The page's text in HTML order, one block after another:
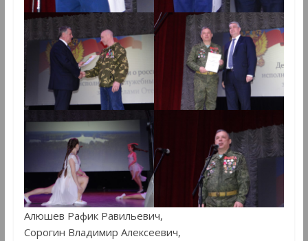
Алюшев Рафик Равильевич,
Сорогин Владимир Алексеевич,